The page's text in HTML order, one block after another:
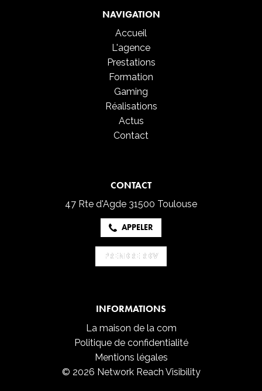
NAVIGATION
Accueil
L'agence
Prestations
Formation
Gaming
Réalisations
Actus
Contact
CONTACT
47 Rte d'Agde 31500 Toulouse
APPELER
PRENDRE RDV
PRENDRE RDV
INFORMATIONS
La maison de la com
Politique de confidentialité
Mentions légales
© 2026 Network Reach Visibility